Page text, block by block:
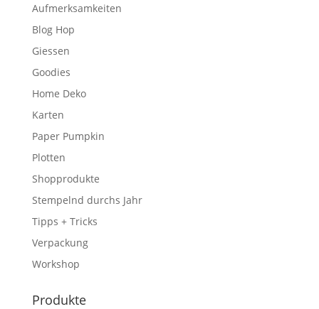
Aufmerksamkeiten
Blog Hop
Giessen
Goodies
Home Deko
Karten
Paper Pumpkin
Plotten
Shopprodukte
Stempelnd durchs Jahr
Tipps + Tricks
Verpackung
Workshop
Produkte